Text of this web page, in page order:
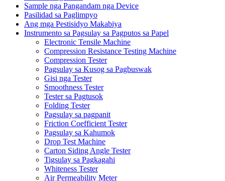
Sample nga Pangandam nga Device
Pasilidad sa Paglimpyo
Ang mga Pestisidyo Makabiya
Instrumento sa Pagsulay sa Pagputos sa Papel
Electronic Tensile Machine
Compression Resistance Testing Machine
Compression Tester
Pagsulay sa Kusog sa Pagbuswak
Gisi nga Tester
Smoothness Tester
Tester sa Pagtusok
Folding Tester
Pagsulay sa pagpanit
Friction Coefficient Tester
Pagsulay sa Kahumok
Drop Test Machine
Carton Siding Angle Tester
Tigsulay sa Pagkagahi
Whiteness Tester
Air Permeability Meter